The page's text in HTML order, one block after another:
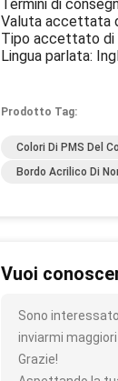
Termini di
Valuta accettata di
Tipo accettato di
Lingua parlata:
Prodotto Tag:
Colori Di PMS Del
Bordo Acrilico Di
Vuoi
Sono
inviarmi
Grazie!